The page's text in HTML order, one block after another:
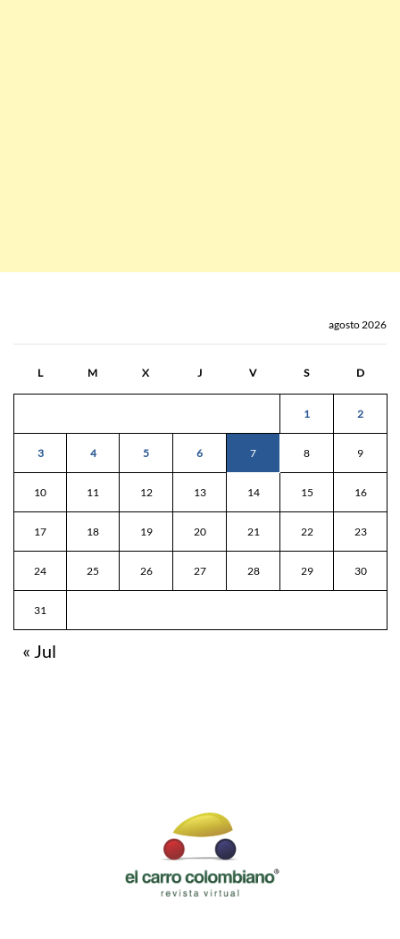
agosto 2026
L M X J V S D
1 2
3 4 5 6 7 8 9
10 11 12 13 14 15 16
17 18 19 20 21 22 23
24 25 26 27 28 29 30
31
« Jul